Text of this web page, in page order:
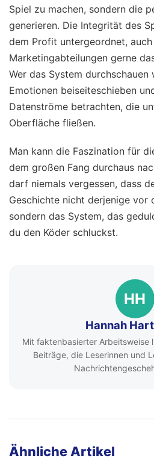
Spiel zu machen, sondern die
generieren. Die Integrität des
dem Profit untergeordnet,
Marketingabteilungen gerne
Wer das System durchschauen
Emotionen beiseiteschieben
Datenströme betrachten, die
Oberfläche fließen.
Man kann die Faszination für
dem großen Fang durchaus
darf niemals vergessen, dass
Geschichte nicht derjenige vor
sondern das System, das
du den Köder schluckst.
HH
Hannah
Mit faktenbasierter Arbeitsweise
Beiträge, die Leserinnen und
Ähnliche Artikel